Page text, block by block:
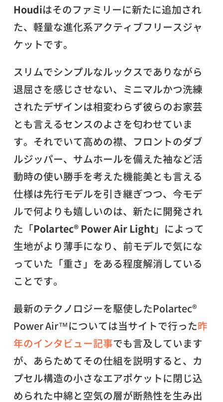
Houdiはそのファミリーに新たに追加され
た、軽量な進化系アクティブフリースジャ
ケットです。
スリムでシンプルなルックスでありながら
退屈さを感じさせない、ミニマルかつ洗練
されたデザインは相変わらず彼らのお家芸
とも言えるセンスのよさを匂わせていま
す。それでいて高めの襟、フロントのダブ
ルジッパー、サムホールを備えた袖など活
動時の使い勝手を考えた機能美とも言える
仕様は先行モデルを引き継ぎつつ、今モデ
ルで何よりも嬉しいのは、新たに開発され
た「Polartec® Power Air Light」によって
生地がより薄手になり、前モデルで気にな
っていた「重さ」をある程度解消している
ことです。
最新のテクノロジーを駆使したPolartec®
Power Air™については当サイトで行った昨
年のインタビュー記事でも言及しています
が、あらためてその仕組を説明すると、カ
プセル構造の小さなエアポケットに閉じ込
められた中綿と空気の層が断熱性を生み出